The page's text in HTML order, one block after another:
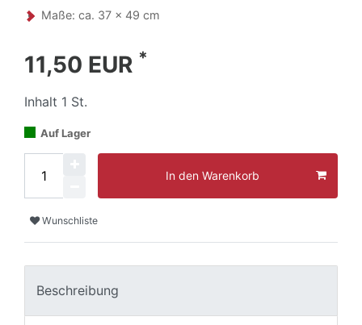
Maße: ca. 37 x 49 cm
11,50 EUR *
Inhalt 1 St.
Auf Lager
In den Warenkorb
Wunschliste
Beschreibung